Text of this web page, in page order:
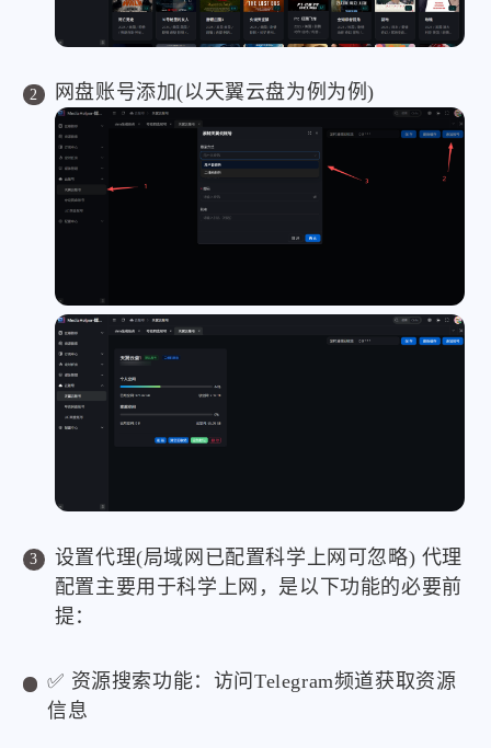
网盘账号添加(以天翼云盘为例为例)
设置代理(局域网已配置科学上网可忽略) 代理
配置主要用于科学上网，是以下功能的必要前
提：
✅ 资源搜索功能：访问Telegram频道获取资源
信息